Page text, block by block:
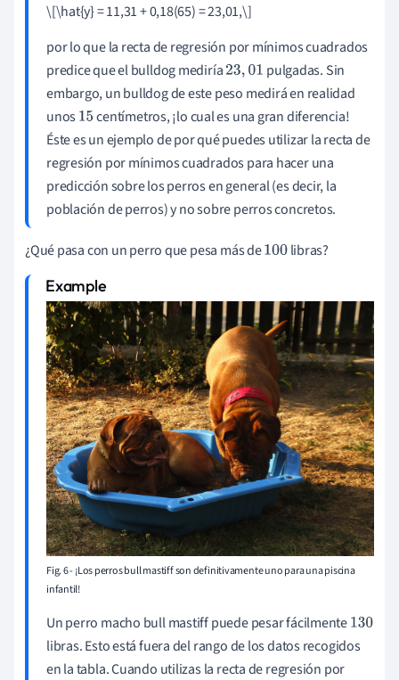
\[\hat{y} = 11,31 + 0,18(65) = 23,01,\]
por lo que la recta de regresión por mínimos cuadrados
predice que el bulldog mediría23,01 pulgadas. Sin
embargo, un bulldog de este peso medirá en realidad
unos15 centímetros, ¡lo cual es una gran diferencia!
Éste es un ejemplo de por qué puedes utilizar la recta de
regresión por mínimos cuadrados para hacer una
predicción sobre los perros en general (es decir, la
población de perros) y no sobre perros concretos.
¿Qué pasa con un perro que pesa más de100libras?
Fig. 6 - ¡Los perros bull mastiff son definitivamente uno para una piscina
infantil!
Un perro macho bull mastiff puede pesar fácilmente130
libras. Esto está fuera del rango de los datos recogidos
en la tabla. Cuando utilizas la recta de regresión por